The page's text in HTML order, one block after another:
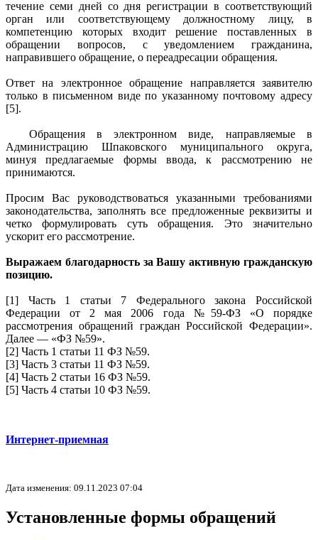
течение семи дней со дня регистрации в соответствующий
орган или соответствующему должностному лицу, в
компетенцию которых входит решение поставленных в
обращении вопросов, с уведомлением гражданина,
направившего обращение, о переадресации обращения.
Ответ на электронное обращение направляется заявителю
только в письменном виде по указанному почтовому адресу
[5].
Обращения в электронном виде, направляемые в
Администрацию Шпаковского муниципального округа,
минуя предлагаемые формы ввода, к рассмотрению не
принимаются.
Просим Вас руководствоваться указанными требованиями
законодательства, заполнять все предложенные реквизиты и
четко формулировать суть обращения. Это значительно
ускорит его рассмотрение.
Выражаем благодарность за Вашу активную гражданскую
позицию.
[1] Часть 1 статьи 7 Федерального закона Российской
Федерации от 2 мая 2006 года №59-ФЗ «О порядке
рассмотрения обращений граждан Российской Федерации».
Далее — «ФЗ №59».
[2] Часть 1 статьи 11 ФЗ №59.
[3] Часть 3 статьи 11 ФЗ №59.
[4] Часть 2 статьи 16 ФЗ №59.
[5] Часть 4 статьи 10 ФЗ №59.
Интернет-приемная
Дата изменения: 09.11.2023 07:04
Установленные формы обращений